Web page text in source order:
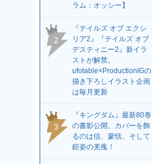
ラム：オッシー】
2
『テイルズ オブ エクシ
リア2』『テイルズ オブ
デスティニー2』新イラ
ストが解禁。
ufotable×ProductionIGの
描き下ろしイラスト企画
は毎月更新
3
『キングダム』最新80巻
の書影公開。カバーを飾
るのは信、蒙恬、そして
鎧姿の羌瘣！